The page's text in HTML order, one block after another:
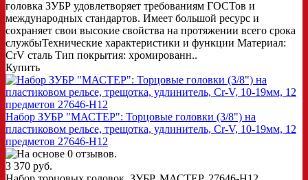
головка ЗУБР удовлетворяет требованиям ГОСТов и
международных стандартов. Имеет большой ресурс и
сохраняет свои высокие свойства на протяжении всего срока
службыТехнические характеристики и функции Материал:
CrV сталь Тип покрытия: хромированн..
Купить
Набор ЗУБР "МАСТЕР": Торцовые головки (3/8") на
пластиковом рельсе, трещотка, удлинитель, Cr-V, 10-19мм, 12
предметов 27646-H12
3 370 руб.